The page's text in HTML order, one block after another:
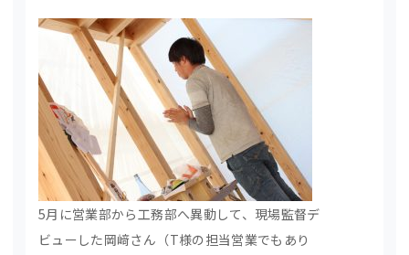
5月に営業部から工務部へ異動して、現場監督デ
ビューした岡﨑さん（T様の担当営業でもあり